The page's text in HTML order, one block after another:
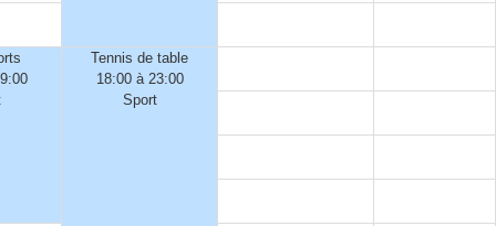
Tennis de table
18:00 à 23:00
Sport